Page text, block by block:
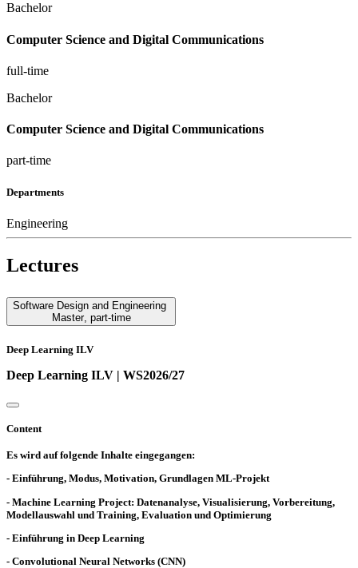
Bachelor
Computer Science and Digital Communications
full-time
Bachelor
Computer Science and Digital Communications
part-time
Departments
Engineering
Lectures
Software Design and Engineering
Master, part-time
Deep Learning ILV
Deep Learning ILV | WS2026/27
Content
Es wird auf folgende Inhalte eingegangen:
- Einführung, Modus, Motivation, Grundlagen ML-Projekt
- Machine Learning Project: Datenanalyse, Visualisierung, Vorbereitung,
Modellauswahl und Training, Evaluation und Optimierung
- Einführung in Deep Learning
- Convolutional Neural Networks (CNN)